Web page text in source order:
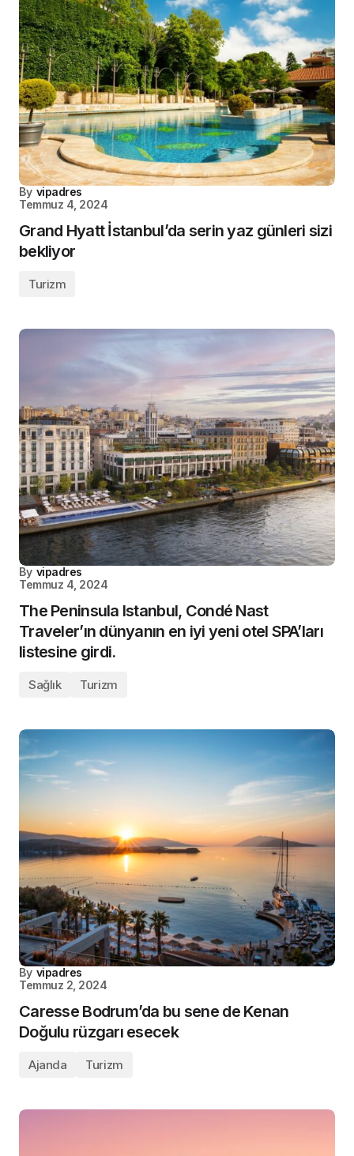
By vipadres
Temmuz 4, 2024
Grand Hyatt İstanbul’da serin yaz günleri sizi
bekliyor
Turizm
By vipadres
Temmuz 4, 2024
The Peninsula Istanbul, Condé Nast
Traveler’ın dünyanın en iyi yeni otel SPA’ları
listesine girdi.
Sağlık Turizm
By vipadres
Temmuz 2, 2024
Caresse Bodrum’da bu sene de Kenan
Doğulu rüzgarı esecek
Ajanda Turizm